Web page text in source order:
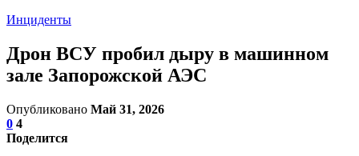
Инциденты
Дрон ВСУ пробил дыру в машинном
зале Запорожской АЭС
Опубликовано Май 31, 2026
0 4
Поделится